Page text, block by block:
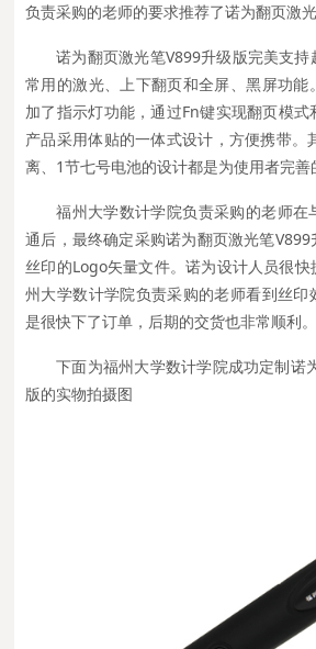
负责采购的老师的要求推荐了诺为翻页激光
诺为翻页激光笔V899升级版完美支
常用的激光、上下翻页和全屏、黑屏功能
加了指示灯功能，通过Fn键实现翻页模式
产品采用体贴的一体式设计，方便携带。
离、1节七号电池的设计都是为使用者完善
福州大学数计学院负责采购的老师在
通后，最终确定采购诺为翻页激光笔
丝印的Logo矢量文件。诺为设计人员很
州大学数计学院负责采购的老师看到丝印
是很快下了订单，后期的交货也非常顺利。
下面为福州大学数计学院成功定制诺
版的实物拍摄图